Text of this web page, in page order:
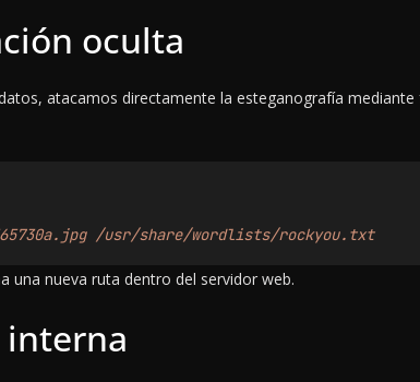
oculta
atacamos directamente la esteganografía mediante
/usr/share/wordlists/rockyou.txt
una nueva ruta dentro del servidor web.
interna